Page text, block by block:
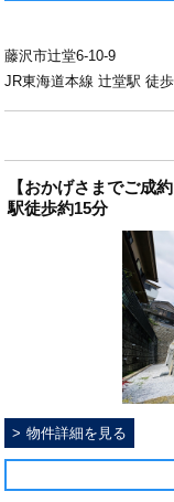
藤沢市辻堂6-10-9
JR東海道本線 辻堂駅 徒
【おかげさまでご成
駅徒歩約15分
物件詳細を見る